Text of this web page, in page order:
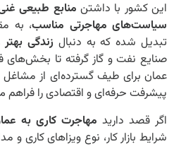
این کشور با داشتن منابع طبیعی
سیاست‌های مهاجرتی مناسب، به
تبدیل شده که به دنبال زندگی
صنایع نفت و گاز گرفته تا بخش‌های
عمان برای طیف گسترده‌ای از مشاغل
پیشرفت حرفه‌ای و اقتصادی را فراهم
اگر قصد دارید مهاجرت کاری به
شرایط بازار کار، نوع ویزاهای کاری و